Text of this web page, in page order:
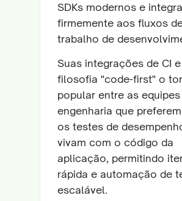
SDKs modernos e
firmemente aos fluxos
trabalho de
Suas integrações de CI e
filosofia "code-first" o
popular entre as
engenharia que
os testes de
vivam com o código da
aplicação, permitindo
rápida e automação de
escalável.